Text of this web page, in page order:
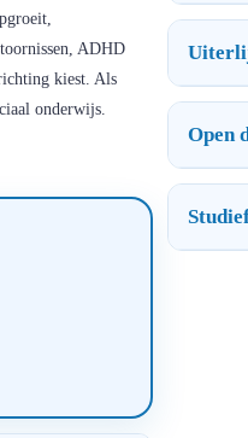
ADHD
kiest. Als
onderwijs.
Open